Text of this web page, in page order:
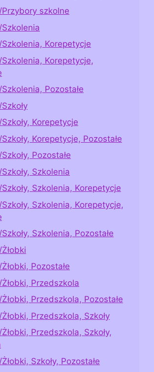
szkolne
Korepetycje
Korepetycje,
Pozostałe
Korepetycje
Korepetycje, Pozostałe
Pozostałe
Szkolenia
Szkolenia, Korepetycje
Szkolenia, Korepetycje,
Szkolenia, Pozostałe
Pozostałe
Przedszkola
Przedszkola, Pozostałe
Przedszkola, Szkoły
Przedszkola, Szkoły,
Szkoły, Pozostałe